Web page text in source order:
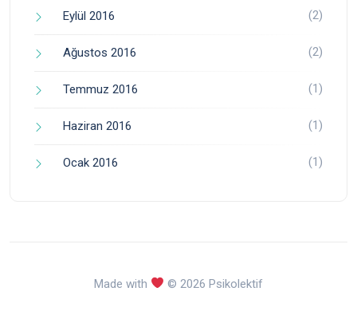
Eylül 2016 (2)
Ağustos 2016 (2)
Temmuz 2016 (1)
Haziran 2016 (1)
Ocak 2016 (1)
Made with © 2026 Psikolektif